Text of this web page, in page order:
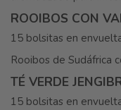
ROOIBOS CON
15 bolsitas en
Rooibos de Sudáfrica
TÉ VERDE
15 bolsitas en